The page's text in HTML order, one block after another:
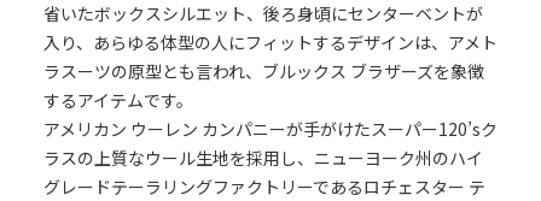
省いたボックスシルエット、後ろ身頃にセンターベントが
入り、あらゆる体型の人にフィットするデザインは、アメト
ラスーツの原型とも言われ、ブルックス ブラザーズを象徴
するアイテムです。
アメリカン ウーレン カンパニーが手がけたスーパー120’sク
ラスの上質なウール生地を採用し、ニューヨーク州のハイ
グレードテーラリングファクトリーであるロチェスター テ